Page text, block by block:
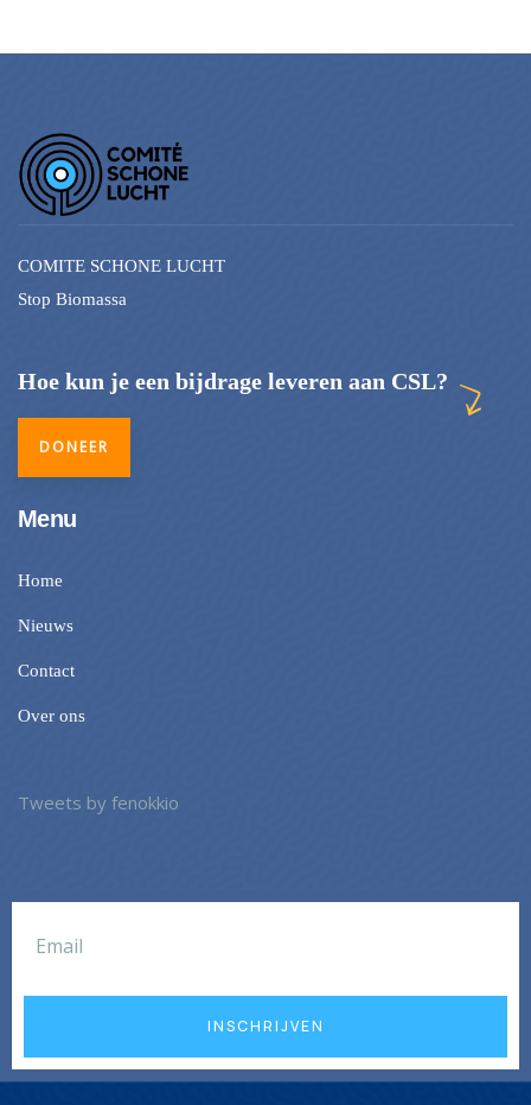
COMITE SCHONE LUCHT
Stop Biomassa
Hoe kun je een bijdrage leveren aan CSL?
DONEER
Menu
Home
Nieuws
Contact
Over ons
Tweets by fenokkio